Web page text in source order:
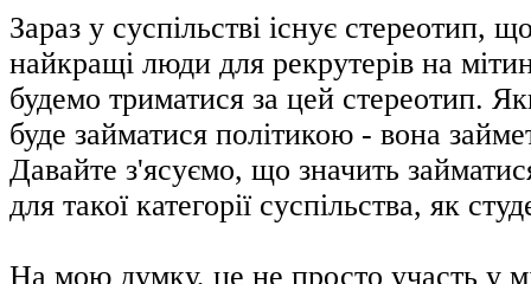
Зараз у суспільстві існує стереотип,
найкращі люди для рекрутерів на
будемо триматися за цей стереотип.
буде займатися політикою - вона
Давайте з'ясуємо, що значить
для такої категорії суспільства, як
На мою думку, це не просто участь у